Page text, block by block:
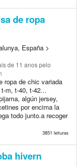
de ropa
España >
de 11 anospelo
ropa de chic variada
m, t-40, t-42...
algún jersey,
por encima la
todo junto.a recoger
3851 leituras
hivern